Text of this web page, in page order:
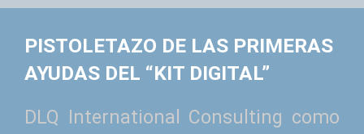
PISTOLETAZO DE LAS PRIMERAS
AYUDAS DEL “KIT DIGITAL”
DLQ International Consulting como